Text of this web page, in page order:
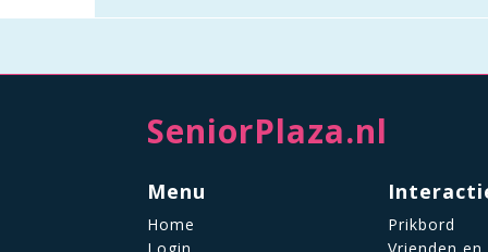
SeniorPlaza.nl
Menu
Home
Prikbord